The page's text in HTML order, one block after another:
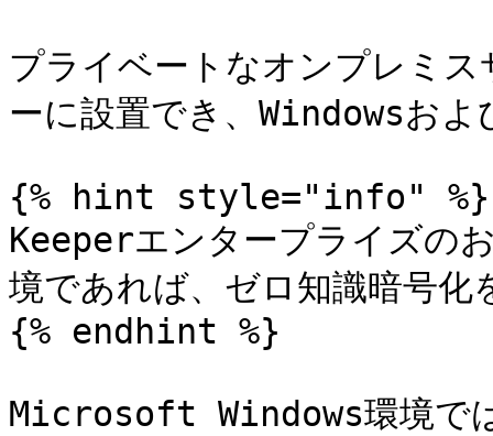
プライベートなオンプレミ
ーに設置でき、Windowsお
{% hint style="info" %}
Keeperエンタープライズの
境であれば、ゼロ知識暗号
{% endhint %}
Microsoft Windows環境で